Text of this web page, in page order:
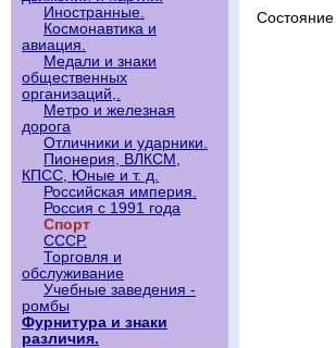
Иностранные.
Космонавтика и
авиация.
Медали и знаки
общественных
организаций,.
Метро и железная
дорога
Отличники и ударники.
Пионерия, ВЛКСМ,
КПСС, Юные и т. д.
Российская империя.
Россия с 1991 года
Спорт
СССР.
Торговля и
обслуживание
Учебные заведения -
ромбы
Фурнитура и знаки
различия.